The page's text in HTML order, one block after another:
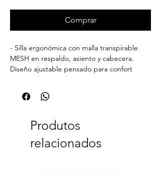
Comprar
- Silla ergonómica con malla transpirable
MESH en respaldo, asiento y cabecera.
Diseño ajustable pensado para confort
Produtos
relacionados